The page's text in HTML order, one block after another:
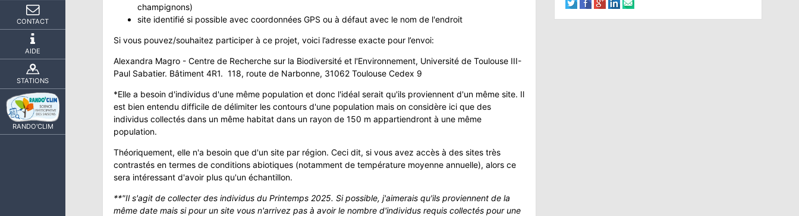
CONTACT
AIDE
STATIONS
RANDO'CLIM
champignons)
site identifié si possible avec coordonnées GPS ou à défaut avec le nom de l'endroit
Si vous pouvez/souhaitez participer à ce projet, voici l’adresse exacte pour l’envoi:
Alexandra Magro - Centre de Recherche sur la Biodiversité et l'Environnement, Université de Toulouse III-
Paul Sabatier. Bâtiment 4R1. 118, route de Narbonne, 31062 Toulouse Cedex 9
*Elle a besoin d'individus d'une même population et donc l'idéal serait qu'ils proviennent d'un même site. Il
est bien entendu difficile de délimiter les contours d'une population mais on considère ici que des
individus collectés dans un même habitat dans un rayon de 150 m appartiendront à une même
population.
Théoriquement, elle n'a besoin que d'un site par région. Ceci dit, si vous avez accès à des sites très
contrastés en termes de conditions abiotiques (notamment de température moyenne annuelle), alors ce
sera intéressant d'avoir plus qu'un échantillon.
**"Il s'agit de collecter des individus du Printemps 2025. Si possible, j'aimerais qu'ils proviennent de la
même date mais si pour un site vous n'arrivez pas à avoir le nombre d'individus requis collectés pour une